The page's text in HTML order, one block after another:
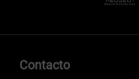
Contacto